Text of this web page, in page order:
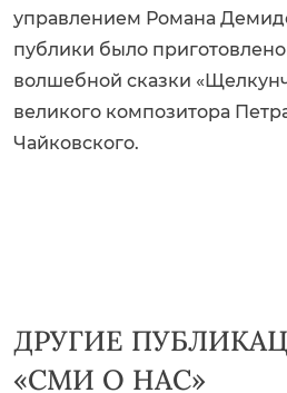
управлением Романа
публики было
волшебной сказки
великого композитора
Чайковского.
ДРУГИЕ
«СМИ О НАС»